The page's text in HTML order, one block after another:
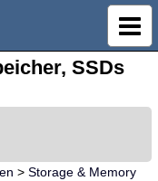
SSDs
> Storage & Memory